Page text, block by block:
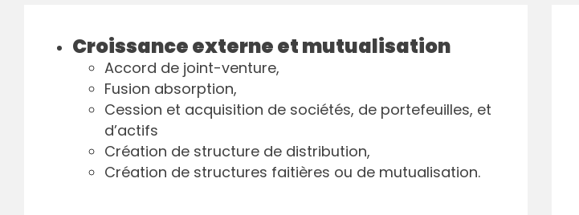
Croissance externe et mutualisation
Accord de joint-venture,
Fusion absorption,
Cession et acquisition de sociétés, de portefeuilles, et
d’actifs
Création de structure de distribution,
Création de structures faitières ou de mutualisation.